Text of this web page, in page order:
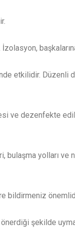
etkilidir.
ve dezenfekte
yolları ve
bildirmeniz
şekilde